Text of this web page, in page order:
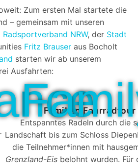
Zum ersten Mal startete die
– gemeinsam mit unseren
Radsportverband NRW, der Stadt
Fritz Brauser aus Bocholt
starten wir ab unserem
Ausfahrten:
Familien Fahrradtour
Entspanntes Radeln durch die
Landschaft bis zum Schloss
die Teilnehmer*innen mit
Grenzland-Eis belohnt wurden. Für